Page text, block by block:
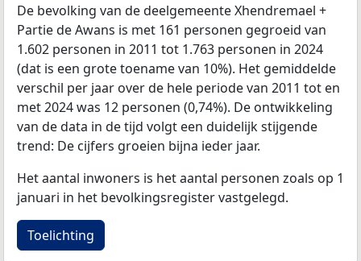
De bevolking van de deelgemeente Xhendremael +
Partie de Awans is met 161 personen gegroeid van
1.602 personen in 2011 tot 1.763 personen in 2024
(dat is een grote toename van 10%). Het gemiddelde
verschil per jaar over de hele periode van 2011 tot en
met 2024 was 12 personen (0,74%). De ontwikkeling
van de data in de tijd volgt een duidelijk stijgende
trend: De cijfers groeien bijna ieder jaar.
Het aantal inwoners is het aantal personen zoals op 1
januari in het bevolkingsregister vastgelegd.
Toelichting